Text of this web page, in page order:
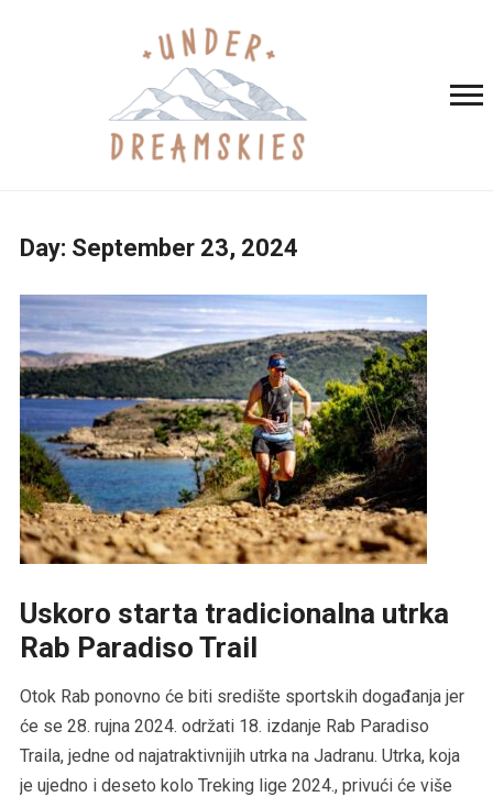
Day: September 23, 2024
Uskoro starta tradicionalna utrka
Rab Paradiso Trail
Otok Rab ponovno će biti središte sportskih događanja jer
će se 28. rujna 2024. održati 18. izdanje Rab Paradiso
Traila, jedne od najatraktivnijih utrka na Jadranu. Utrka, koja
je ujedno i deseto kolo Treking lige 2024., privući će više